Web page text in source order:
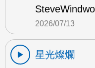
2026/07/13
星光燦爛